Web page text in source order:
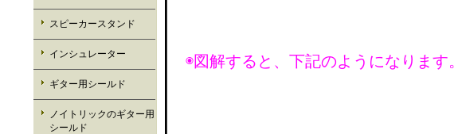
スピーカースタンド
インシュレーター
ギター用シールド
ノイトリックのギター用
シールド
◉図解すると、下記のようになります。